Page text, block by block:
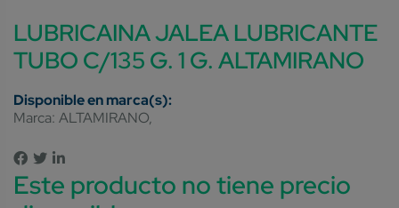
LUBRICAINA JALEA LUBRICANTE
TUBO C/135 G. 1 G. ALTAMIRANO
Marca: ALTAMIRANO
Este producto no tiene precio